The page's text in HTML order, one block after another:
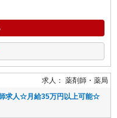
求人： 薬剤師
薬局
求人☆月給35万円以上可能☆